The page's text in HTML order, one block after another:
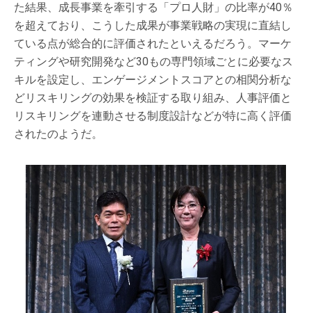
た結果、成長事業を牽引する「プロ人財」の比率が40％
を超えており、こうした成果が事業戦略の実現に直結し
ている点が総合的に評価されたといえるだろう。マーケ
ティングや研究開発など30もの専門領域ごとに必要なス
キルを設定し、エンゲージメントスコアとの相関分析な
どリスキリングの効果を検証する取り組み、人事評価と
リスキリングを連動させる制度設計などが特に高く評価
されたのようだ。